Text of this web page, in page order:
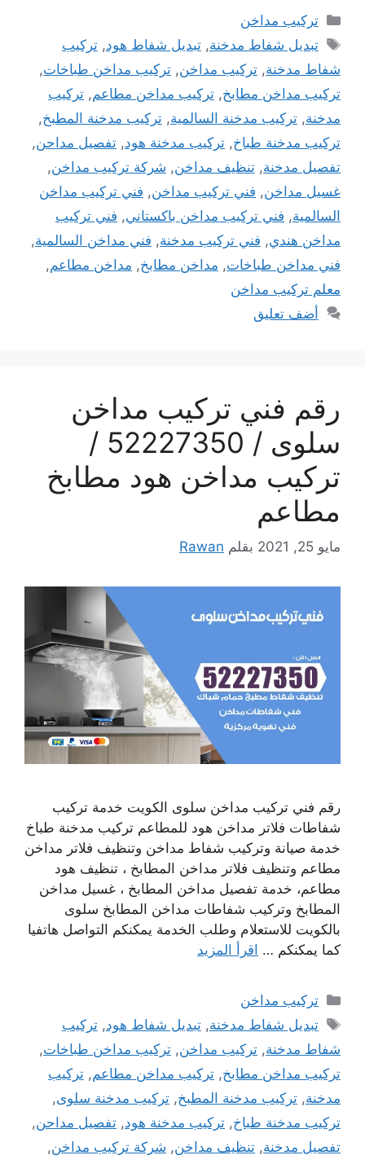
التصنيفات
تركيب مداخن
الوسوم
تبديل شفاط مدخنة,تبديل شفاط هود,تركيب
شفاط مدخنة, تركيب مداخن, تركيب مداخن طباخات,
تركيب مداخن مطابخ, تركيب مداخن مطاعم, تركيب
مدخنة, تركيب مدخنة السالمية, تركيب مدخنة المطبخ,
تركيب مدخنة طباخ, تركيب مدخنة هود, تفصيل مداحن,
تفصيل مدخنة, تنظيف مداخن, شركة تركيب مداخن,
غسيل مداخن, فني تركيب مداخن, فني تركيب مداخن
السالمية, فني تركيب مداخن باكستاني, فني تركيب
مداخن هندي, فني تركيب مدخنة, فني مداخن السالمية,
فني مداخن طباخات, مداخن مطابخ, مداخن مطاعم,
معلم تركيب مداخن
أضف تعليق
رقم فني تركيب مداخن
سلوى / 52227350 /
تركيب مداخن هود مطابخ
مطاعم
مايو 25, 2021 بقلم Rawan
رقم فني تركيب مداخن سلوى الكويت خدمة تركيب
شفاطات فلاتر مداخن هود للمطاعم تركيب مدخنة طباخ
خدمة صيانة وتركيب شفاط مداخن وتنظيف فلاتر مداخن
مطاعم وتنظيف فلاتر مداخن المطابخ ، تنظيف هود
مطاعم، خدمة تفصيل مداخن المطابخ ، غسيل مداخن
المطابخ وتركيب شفاطات مداخن المطابخ سلوى
بالكويت للاستعلام وطلب الخدمة يمكنكم التواصل هاتفيا
كما يمكنكم … اقرأ المزيد
التصنيفات
تركيب مداخن
الوسوم
تبديل شفاط مدخنة,تبديل شفاط هود,تركيب
شفاط مدخنة, تركيب مداخن, تركيب مداخن طباخات,
تركيب مداخن مطابخ, تركيب مداخن مطاعم, تركيب
مدخنة, تركيب مدخنة المطبخ, تركيب مدخنة سلوى,
تركيب مدخنة طباخ, تركيب مدخنة هود, تفصيل مداحن,
تفصيل مدخنة, تنظيف مداخن, شركة تركيب مداخن,